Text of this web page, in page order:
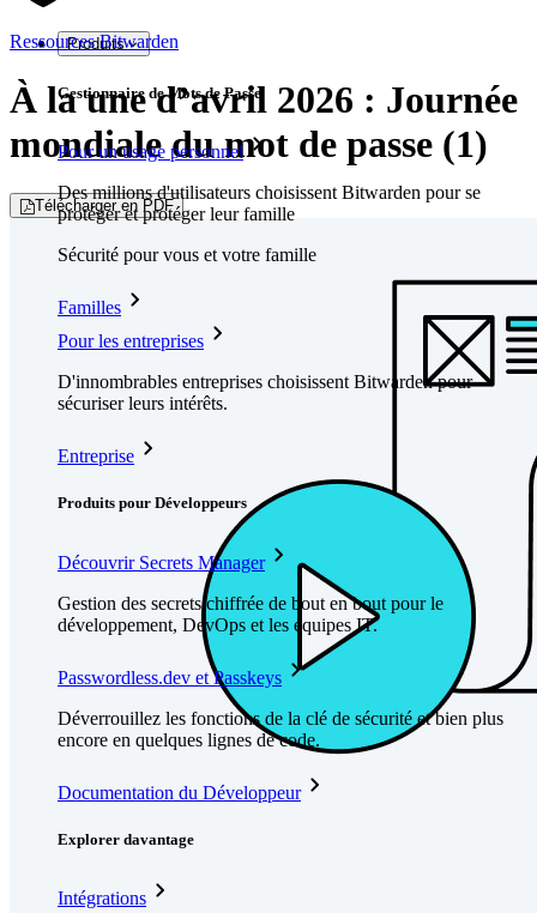
Produits
Gestionnaire de Mots de Passe
Pour un usage personnel
Des millions d'utilisateurs choisissent Bitwarden pour se
protéger et protéger leur famille
Sécurité pour vous et votre famille
Familles
Pour les entreprises
D'innombrables entreprises choisissent Bitwarden pour
sécuriser leurs intérêts.
Entreprise
Produits pour Développeurs
Découvrir Secrets Manager
Gestion des secrets chiffrée de bout en bout pour le
développement, DevOps et les équipes IT.
Passwordless.dev et Passkeys
Déverrouillez les fonctions de la clé de sécurité et bien plus
encore en quelques lignes de code.
Documentation du Développeur
Explorer davantage
Intégrations
Ressources Bitwarden
À la une d’avril 2026 : Journée
mondiale du mot de passe (1)
Télécharger en PDF